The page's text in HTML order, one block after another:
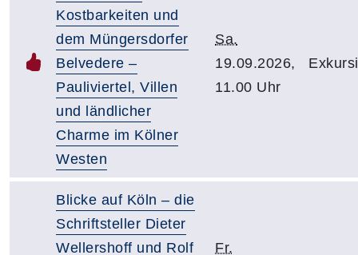
Kostbarkeiten und
dem Müngersdorfer
Belvedere –
Pauliviertel, Villen
und ländlicher
Charme im Kölner
Westen
Sa.
19.09.2026,
11.00 Uhr
Blicke auf Köln – die
Schriftsteller Dieter
Wellershoff und Rolf
Fr.